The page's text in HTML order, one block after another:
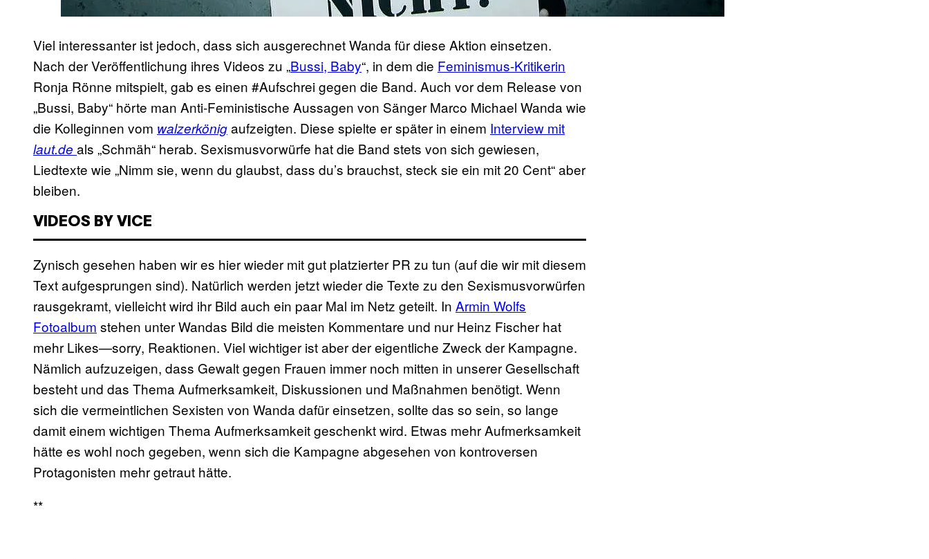
Viel interessanter ist jedoch, dass sich ausgerechnet Wanda für diese Aktion einsetzen.
Nach der Veröffentlichung ihres Videos zu „Bussi, Baby“, in dem die Feminismus-Kritikerin
Ronja Rönne mitspielt, gab es einen #Aufschrei gegen die Band. Auch vor dem Release von
„Bussi, Baby“ hörte man Anti-Feministische Aussagen von Sänger Marco Michael Wanda wie
die Kolleginnen vom walzerkönigaufzeigten. Diese spielte er später in einem Interview mit
laut.de als „Schmäh“ herab. Sexismusvorwürfe hat die Band stets von sich gewiesen,
Liedtexte wie „Nimm sie, wenn du glaubst, dass du’s brauchst, steck sie ein mit 20 Cent“aber
bleiben.
VIDEOS BY VICE
Zynisch gesehen haben wir es hier wieder mit gut platzierter PR zu tun (auf die wir mit diesem
Text aufgesprungen sind). Natürlich werden jetzt wieder die Texte zu den Sexismusvorwürfen
rausgekramt, vielleicht wird ihr Bild auch ein paar Mal im Netz geteilt. In Armin Wolfs
Fotoalbum stehen unter Wandas Bild die meisten Kommentare und nur Heinz Fischer hat
mehr Likes—sorry, Reaktionen. Viel wichtiger ist aber der eigentliche Zweck der Kampagne.
Nämlich aufzuzeigen, dass Gewalt gegen Frauen immer noch mitten in unserer Gesellschaft
besteht und das Thema Aufmerksamkeit, Diskussionen und Maßnahmen benötigt. Wenn
sich die vermeintlichen Sexisten von Wanda dafür einsetzen, sollte das so sein, so lange
damit einem wichtigen Thema Aufmerksamkeit geschenkt wird. Etwas mehr Aufmerksamkeit
hätte es wohl noch gegeben, wenn sich die Kampagne abgesehen von kontroversen
Protagonisten mehr getraut hätte.
**